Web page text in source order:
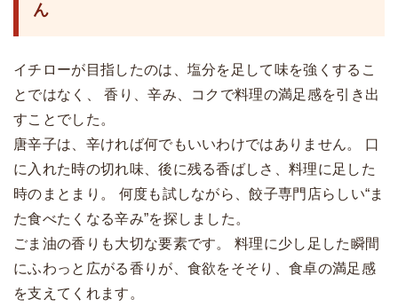
ん
イチローが目指したのは、塩分を足して味を強くするこ
とではなく、 香り、辛み、コクで料理の満足感を引き出
すことでした。
唐辛子は、辛ければ何でもいいわけではありません。 口
に入れた時の切れ味、後に残る香ばしさ、料理に足した
時のまとまり。 何度も試しながら、餃子専門店らしい“ま
た食べたくなる辛み”を探しました。
ごま油の香りも大切な要素です。 料理に少し足した瞬間
にふわっと広がる香りが、食欲をそそり、食卓の満足感
を支えてくれます。